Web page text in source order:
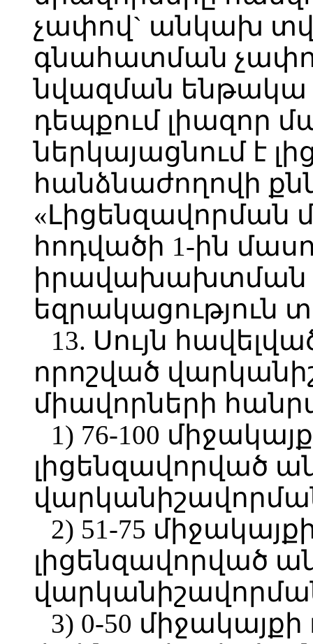
չափով` անկախ
գնահատման
նվազման ենթակա
դեպքում լիազոր
ներկայացնում է
հանձնաժողովի
«Լիցենզավորման
հոդվածի 1-ին
իրավախախտման
եզրակացություն
13. Սույն
որոշված
միավորների
1) 76-100
լիցենզավորված
2) 51-75
լիցենզավորված
3) 0-50